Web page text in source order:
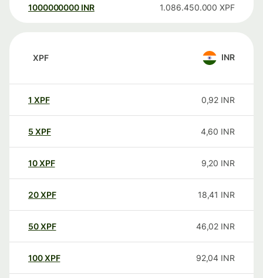
1000000000 INR 1.086.450.000 XPF
XPF INR
1 XPF 0,92 INR
5 XPF 4,60 INR
10XPF 9,20 INR
20XPF 18,41 INR
50XPF 46,02 INR
100XPF 92,04 INR